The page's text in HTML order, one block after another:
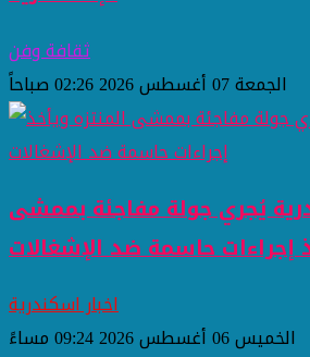
ثقافة وفن
الجمعة 07 أغسطس 2026 02:26 صباحاً
يُجري جولة مفاجئة بممشى
إجراءات حاسمة ضد الإشغالات
اخبار اسكندرية
الخميس 06 أغسطس 2026 09:24 مساءً